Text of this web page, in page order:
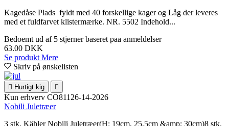
Kagedåse Plads fyldt med 40 forskellige kager og Låg der leveres
med et fuldfarvet klistermærke. NR. 5502 Indehold...
Bedoemt ud af 5 stjerner baseret paa anmeldelser
63.00 DKK
Se produkt Mere
Skriv på ønskelisten
 Hurtigt kig 
Kun erhverv CO81126-14-2026
Nobili Juletræer
3 stk. Kähler Nobili Juletræer(H: 19cm, 25,5cm &amp; 30cm)8 stk.